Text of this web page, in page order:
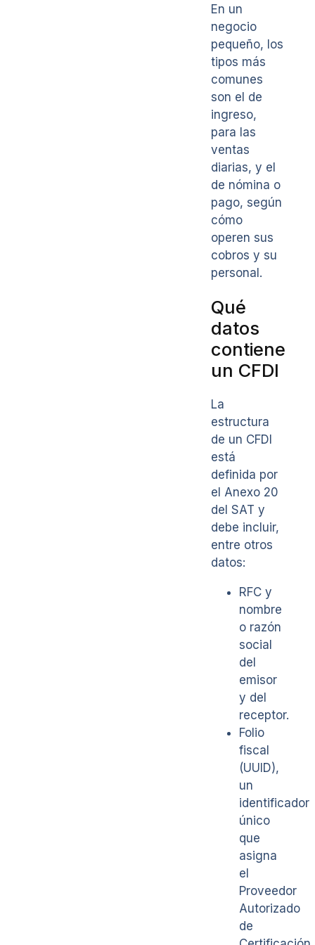
En un
negocio
pequeño, los
tipos más
comunes
son el de
ingreso,
para las
ventas
diarias, y el
de nómina o
pago, según
cómo
operen sus
cobros y su
personal.
Qué
datos
contiene
un CFDI
La
estructura
de un CFDI
está
definida por
el Anexo 20
del SAT y
debe incluir,
entre otros
datos:
RFC y
nombre
o razón
social
del
emisor
y del
receptor.
Folio
fiscal
(UUID),
un
identificador
único
que
asigna
el
Proveedor
Autorizado
de